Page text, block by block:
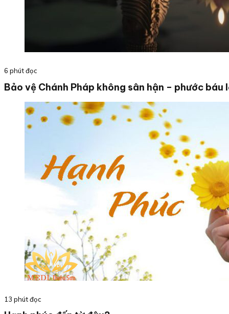
6 phút đọc
Bảo vệ Chánh Pháp không sân hận – phước
13 phút đọc